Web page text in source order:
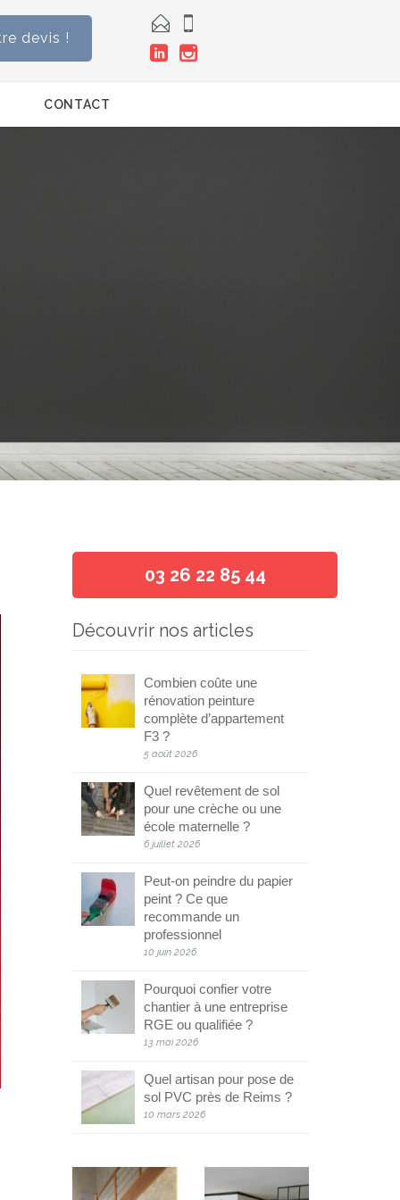
devis !
 
 
CONTACT
03 26 22 85 44
Découvrir nos articles
Combien coûte une
rénovation peinture
complète d’appartement
F3 ?
5 août 2026
Quel revêtement de sol
pour une crèche ou une
école maternelle ?
6 juillet 2026
Peut-on peindre du papier
peint ? Ce que
recommande un
professionnel
10 juin 2026
Pourquoi confier votre
chantier à une entreprise
RGE ou qualifiée ?
13 mai 2026
Quel artisan pour pose de
sol PVC près de Reims ?
10 mars 2026